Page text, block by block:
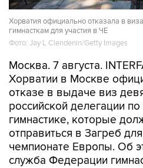
Хорватия официально отказала в
гимнасткам для участия в ЧЕ
Фото: Jay L Clendenin/Getty Images
Москва. 7 августа.
Хорватии в Москве
отказе в выдаче виз
российской делегации
гимнастике, которые
отправиться в Загреб
чемпионате Европы. Об
служба Федерации